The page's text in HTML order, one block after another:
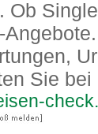
Ob
Sie bei